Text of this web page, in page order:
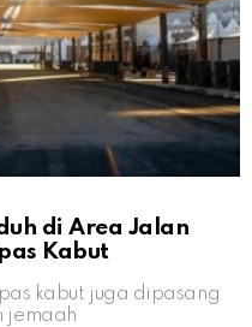
di Area Jalan
Kabut
kabut juga dipasang
jemaah